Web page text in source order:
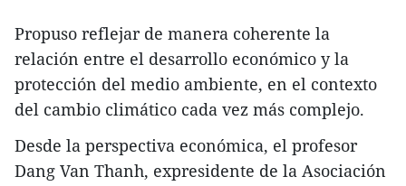
Propuso reflejar de manera coherente la
relación entre el desarrollo económico y la
protección del medio ambiente, en el contexto
del cambio climático cada vez más complejo.
Desde la perspectiva económica, el profesor
Dang Van Thanh, expresidente de la Asociación